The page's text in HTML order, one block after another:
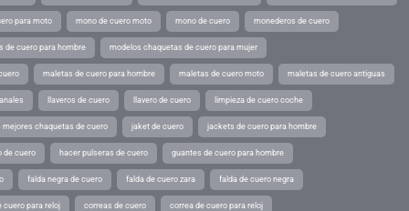
para moto mono de cuero moto mono de cuero monederos de cuero
de cuero para hombre modelos chaquetas de cuero para mujer
maletas de cuero para hombre maletas de cuero moto maletas de cuero antiguas
llaveros de cuero llavero de cuero limpieza de cuero coche
mejores chaquetas de cuero jaket de cuero jackets de cuero para hombre
de cuero hacer pulseras de cuero guantes de cuero para hombre
falda negra de cuero falda de cuero zara falda de cuero negra
cuero para reloj correas de cuero correa de cuero para reloj